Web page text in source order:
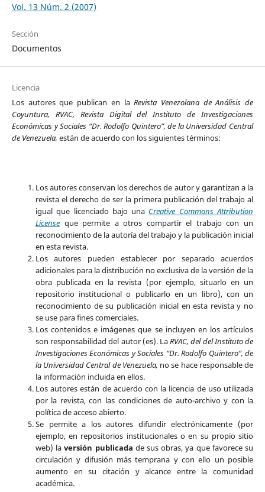
Vol. 13 Núm. 2 (2007)
Sección
Documentos
Licencia
Los autores que publican en laRevista Venezolana de Análisis de
Coyuntura, RVAC, Revista Digital del Instituto de Investigaciones
Económicas y Sociales “Dr. Rodolfo Quintero”, de la Universidad Central
de Venezuela, están de acuerdo con los siguientes términos:
Los autores conservan los derechos de autor y garantizan a la
revista el derecho de ser la primera publicación del trabajo al
igual que licenciado bajo una Creative Commons Attribution
Licenseque permite a otros compartir el trabajo con un
reconocimiento de la autoría del trabajo y la publicación inicial
en esta revista.
Los autores pueden establecer por separado acuerdos
adicionales para la distribución no exclusiva de la versión de la
obra publicada en la revista (por ejemplo, situarlo en un
repositorio institucional o publicarlo en un libro), con un
reconocimiento de su publicación inicial en esta revista y no
se use para fines comerciales.
Los contenidos e imágenes que se incluyen en los artículos
son responsabilidad del autor (es). LaRVAC, del del Instituto de
Investigaciones Económicas y Sociales “Dr. Rodolfo Quintero”, de
la Universidad Central de Venezuela, no se hace responsable de
la información incluida en ellos.
Los autores están de acuerdo con la licencia de uso utilizada
por la revista, con las condiciones de auto-archivo y con la
política de acceso abierto.
Se permite a los autores difundir electrónicamente (por
ejemplo, en repositorios institucionales o en su propio sitio
web) laversión publicada de sus obras, ya que favorece su
circulación y difusión más temprana y con ello un posible
aumento en su citación y alcance entre la comunidad
académica.